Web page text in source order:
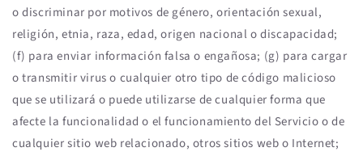
o discriminar por motivos de género, orientación sexual,
religión, etnia, raza, edad, origen nacional o discapacidad;
(f) para enviar información falsa o engañosa; (g) para cargar
o transmitir virus o cualquier otro tipo de código malicioso
que se utilizará o puede utilizarse de cualquier forma que
afecte la funcionalidad o el funcionamiento del Servicio o de
cualquier sitio web relacionado, otros sitios web o Internet;